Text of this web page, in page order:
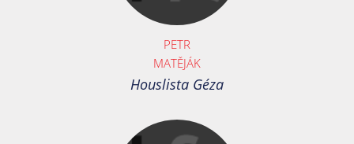
PETR
MATĚJÁK
Houslista Géza